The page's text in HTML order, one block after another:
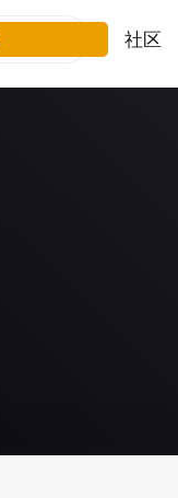
社区